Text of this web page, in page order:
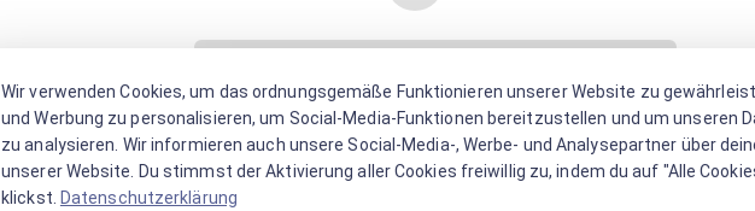
Wir verwenden Cookies, um das ordnungsgemäße Funktionieren unserer Website zu
und Werbung zu personalisieren, um Social-Media-Funktionen bereitzustellen und um unseren
zu analysieren. Wir informieren auch unsere Social-Media-, Werbe- und Analysepartner über
unserer Website. Du stimmst der Aktivierung aller Cookies freiwillig zu, indem du auf "Alle
klickst. Datenschutzerklärung